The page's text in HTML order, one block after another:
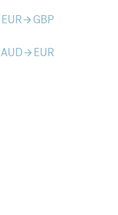
EURarrow_forward GBP
AUDarrow_forward EUR